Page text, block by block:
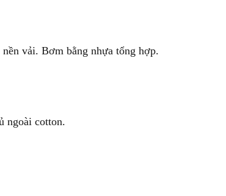
vải. Bơm bằng nhựa tổng hợp.
ngoài cotton.